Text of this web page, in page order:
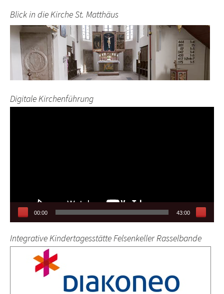
Blick in die Kirche St. Matthäus
Digitale Kirchenführung
00:00 43:00
Integrative Kindertagesstätte Felsenkeller Rasselbande